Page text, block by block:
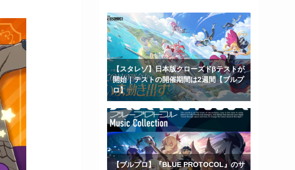
【スタレゾ】日本版クローズドβテストが
開始｜テストの開催期間は2週間【ブルプ
ロ】
【ブルプロ】『BLUE PROTOCOL』のサ